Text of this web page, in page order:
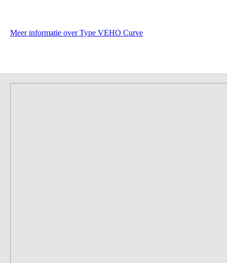
Meer informatie over Type VEHO Curve